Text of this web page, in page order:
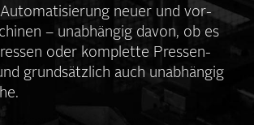
Automatisierung neuer und vor­
– unab­hängig davon, ob es
oder komplette Pressen­
grund­sätzlich auch unabhängig